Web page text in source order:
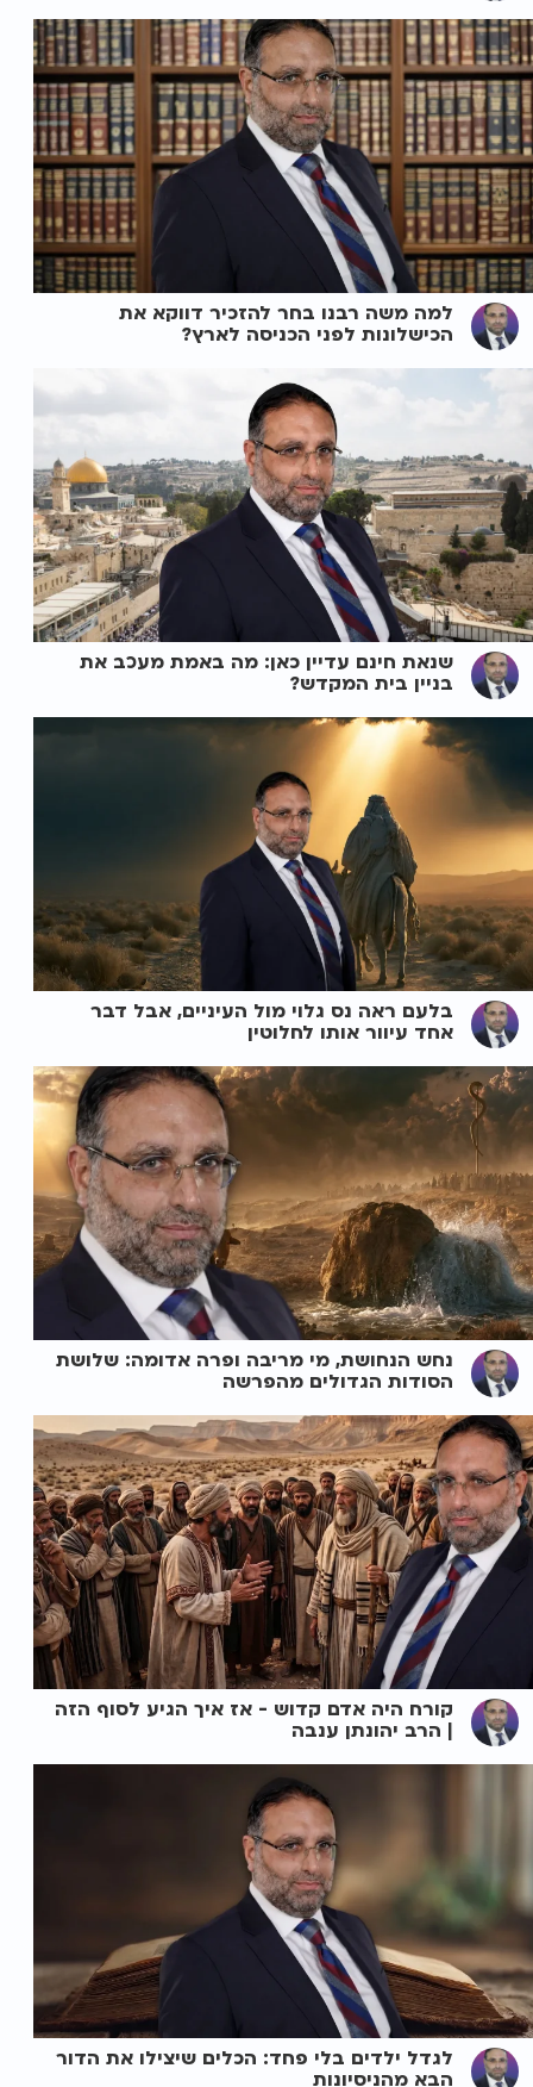
למה משה רבנו בחר להזכיר דווקא את
הכישלונות לפני הכניסה לארץ?
שנאת חינם עדיין כאן: מה באמת מעכב את
בניין בית המקדש?
בלעם ראה נס גלוי מול העיניים, אבל דבר
אחד עיוור אותו לחלוטין
נחש הנחושת, מי מריבה ופרה אדומה: שלושת
הסודות הגדולים מהפרשה
קורח היה אדם קדוש - אז איך הגיע לסוף הזה
| הרב יהונתן ענבה
לגדל ילדים בלי פחד: הכלים שיצילו את הדור
הבא מהניסיונות